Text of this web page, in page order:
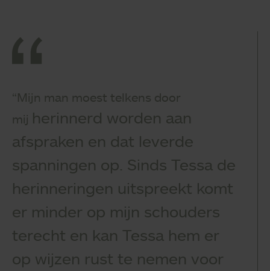
“Mijn man moest telkens door
mij herinnerd worden aan
afspraken en dat leverde
spanningen op. Sinds Tessa de
herinneringen uitspreekt komt
er minder op mijn schouders
terecht en kan Tessa hem er
op wijzen rust te nemen voor